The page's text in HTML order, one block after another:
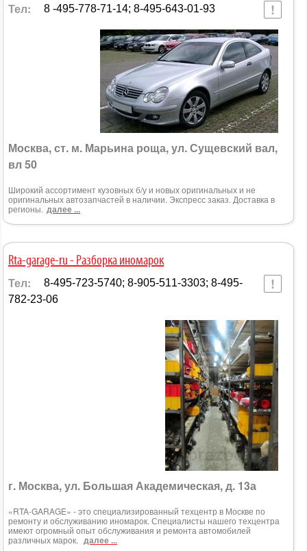
Тел: 8 -495-778-71-14; 8-495-643-01-93
Москва, ст. м. Марьина роща, ул. Сущевский вал,
вл 50
Широкий ассортимент кузовных б/у и новых оригинальных и не
оригинальных автозапчастей в наличии. Экспресс заказ. Доставка в
регионы. далее ...
Rta-garage-ru - Разборка иномарок
Тел:
8-495-723-5740; 8-905-511-3303; 8-495-
782-23-06
г. Москва, ул. Большая Академическая, д. 13а
«RTA-GARAGE» - это специализированный техцентр в Москве по
ремонту и обслуживанию иномарок. Специалисты нашего техцентра
имеют огромный опыт обслуживания и ремонта автомобилей
различных марок. далее ...